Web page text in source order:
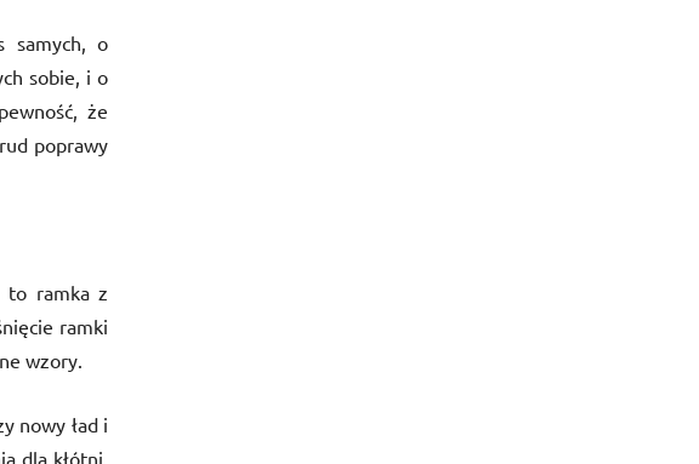
samych, o
sobie, i o
że
poprawy
to ramka z
ramki
wzory.
nowy ład i
dla kłótni,